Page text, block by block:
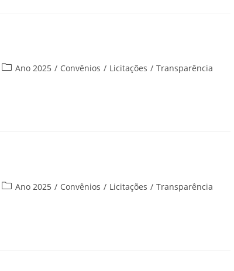
Categoria
Ano 2025 / Convênios / Licitações / Transparência
Categoria
Ano 2025 / Convênios / Licitações / Transparência